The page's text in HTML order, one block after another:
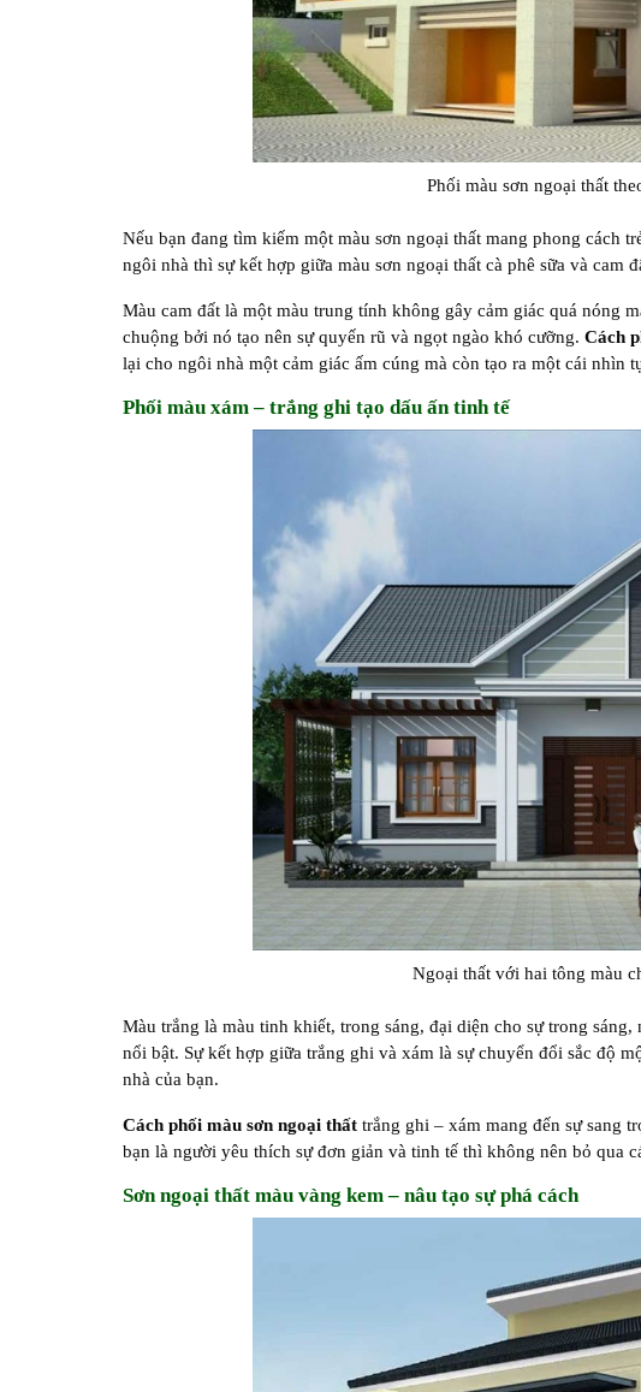
Phối màu sơn ngoại thất
Nếu bạn đang tìm kiếm một màu sơn ngoại thất mang phong cách
ngôi nhà thì sự kết hợp giữa màu sơn ngoại thất cà phê sữa và cam
Màu cam đất là một màu trung tính không gây cảm giác quá nóng
chuộng bởi nó tạo nên sự quyến rũ và ngọt ngào khó cưỡng. Cách
lại cho ngôi nhà một cảm giác ấm cúng mà còn tạo ra một cái nhìn
Phối màu xám – trắng ghi tạo dấu ấn tinh tế
Ngoại thất với hai tông màu
Màu trắng là màu tinh khiết, trong sáng, đại diện cho sự trong
nổi bật. Sự kết hợp giữa trắng ghi và xám là sự chuyển đổi sắc độ
nhà của bạn.
Cách phối màu sơn ngoại thất trắng ghi – xám mang đến sự sang
bạn là người yêu thích sự đơn giản và tinh tế thì không nên bỏ qua
Sơn ngoại thất màu vàng kem – nâu tạo sự phá cách